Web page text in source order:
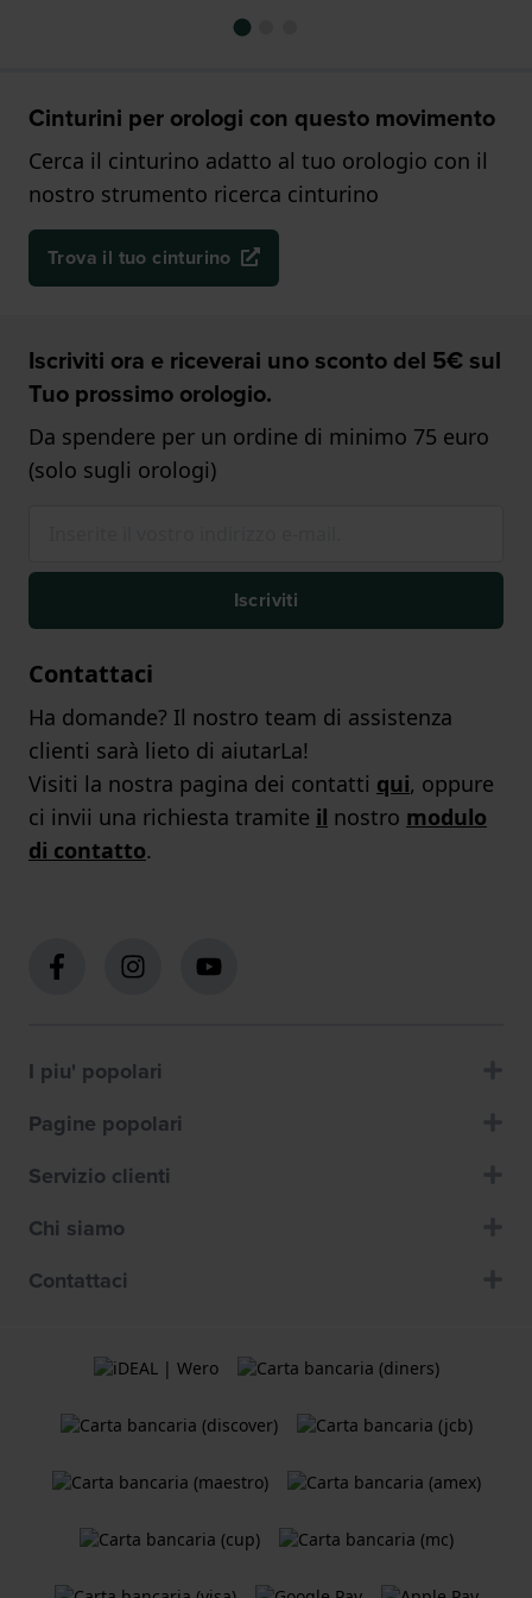
Cinturini per orologi con questo movimento
Cerca il cinturino adatto al tuo orologio con il
nostro strumento ricerca cinturino
Trova il tuo cinturino
Iscriviti ora e riceverai uno sconto del 5€ sul
Tuo prossimo orologio.
Da spendere per un ordine di minimo 75 euro
(solo sugli orologi)
Iscriviti
Contattaci
Ha domande? Il nostro team di assistenza
clienti sarà lieto di aiutarLa!
Visiti la nostra pagina dei contatti qui, oppure
ci invii una richiesta tramite il nostro modulo
di contatto.
I piu' popolari
Pagine popolari
Servizio clienti
Chi siamo
Contattaci